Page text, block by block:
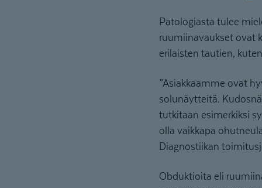
Patologiasta tulee
ruumiinavaukset ovat
erilaisten tautien,
”Asiakkaamme ovat
solunäytteitä.
tutkitaan esimerkiksi
olla vaikkapa
Diagnostiikan
Obduktioita eli